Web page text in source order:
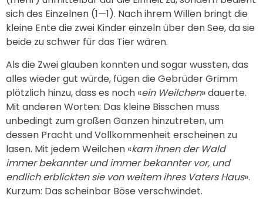
sich des Einzelnen (1—1). Nach ihrem Willen bringt die
kleine Ente die zwei Kinder einzeln über den See, da sie
beide zu schwer für das Tier wären.
Als die Zwei glauben konnten und sogar wussten, das
alles wieder gut würde, fügen die Gebrüder Grimm
plötzlich hinzu, dass es noch «ein Weilchen» dauerte.
Mit anderen Worten: Das kleine Bisschen muss
unbedingt zum großen Ganzen hinzutreten, um
dessen Pracht und Vollkommenheit erscheinen zu
lasen. Mit jedem Weilchen «kam ihnen der Wald
immer bekannter und immer bekannter vor, und
endlich erblickten sie von weitem ihres Vaters Haus».
Kurzum: Das scheinbar Böse verschwindet.